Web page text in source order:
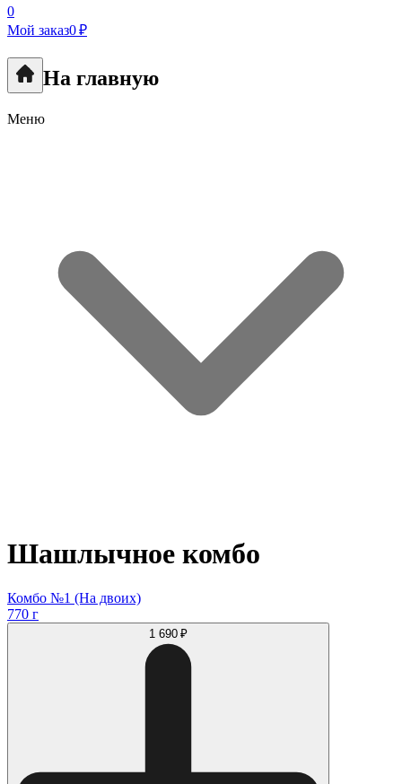
0
Мой заказ0 ₽
На главную
Меню
Шашлычное комбо
Комбо №1 (На двоих)
770 г
1 690 ₽